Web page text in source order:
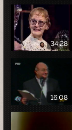
34:28
16:08